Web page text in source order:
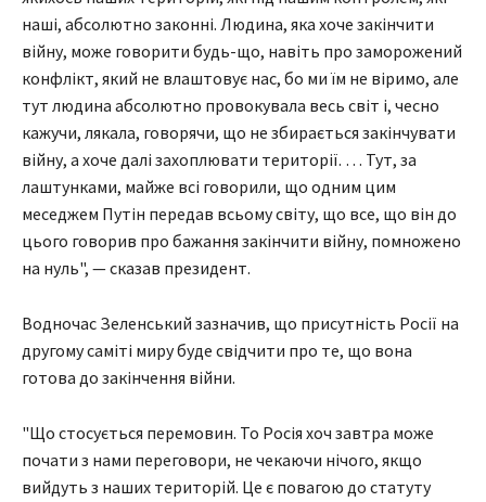
наші, абсолютно законні. Людина, яка хоче закінчити
війну, може говорити будь-що, навіть про заморожений
конфлікт, який не влаштовує нас, бо ми їм не віримо, але
тут людина абсолютно провокувала весь світ і, чесно
кажучи, лякала, говорячи, що не збирається закінчувати
війну, а хоче далі захоплювати території. … Тут, за
лаштунками, майже всі говорили, що одним цим
меседжем Путін передав всьому світу, що все, що він до
цього говорив про бажання закінчити війну, помножено
на нуль", — сказав президент.
Водночас Зеленський зазначив, що присутність Росії на
другому саміті миру буде свідчити про те, що вона
готова до закінчення війни.
"Що стосується перемовин. То Росія хоч завтра може
почати з нами переговори, не чекаючи нічого, якщо
вийдуть з наших територій. Це є повагою до статуту